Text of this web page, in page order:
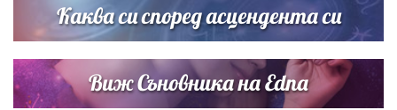
Каква си според асцендента си
Виж Съновника на Edna